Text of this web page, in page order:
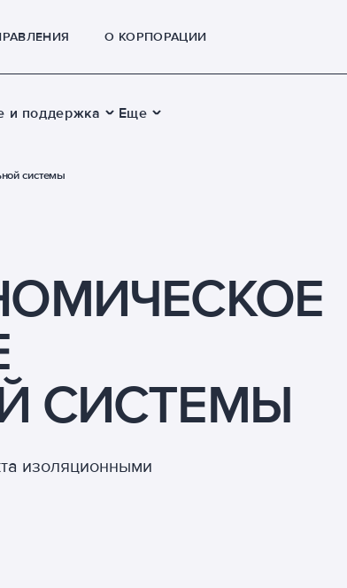
О КОРПОРАЦИИ
и поддержка Еще
системы
СИСТЕМЫ
изоляционными